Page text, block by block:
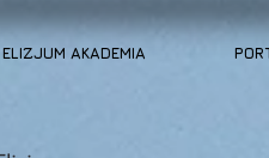
ELIZJUM AKADEMIA